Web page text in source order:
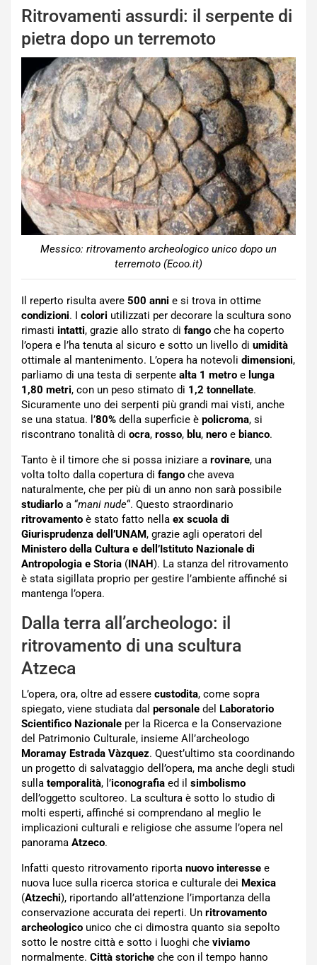
Ritrovamenti assurdi: il serpente di
pietra dopo un terremoto
Messico: ritrovamento archeologico unico dopo un
terremoto (Ecoo.it)
Il reperto risulta avere 500 anni e si trova in ottime
condizioni. I colori utilizzati per decorare la scultura sono
rimasti intatti, grazie allo strato di fango che ha coperto
l’opera e l’ha tenuta al sicuro e sotto un livello di umidità
ottimale al mantenimento. L’opera ha notevoli dimensioni,
parliamo di una testa di serpente alta 1 metro e lunga
1,80 metri, con un peso stimato di 1,2 tonnellate.
Sicuramente uno dei serpenti più grandi mai visti, anche
se una statua. l’80% della superficie è policroma, si
riscontrano tonalità di ocra, rosso, blu, nero e bianco.
Tanto è il timore che si possa iniziare a rovinare, una
volta tolto dalla copertura di fango che aveva
naturalmente, che per più di un anno non sarà possibile
studiarlo a “mani nude“. Questo straordinario
ritrovamento è stato fatto nella ex scuola di
Giurisprudenza dell’UNAM, grazie agli operatori del
Ministero della Cultura e dell’Istituto Nazionale di
Antropologia e Storia ( INAH). La stanza del ritrovamento
è stata sigillata proprio per gestire l’ambiente affinché si
mantenga l’opera.
Dalla terra all’archeologo: il
ritrovamento di una scultura
Atzeca
L’opera, ora, oltre ad essere custodita, come sopra
spiegato, viene studiata dal personale del
Laboratorio
Scientifico Nazionale per la Ricerca e la Conservazione
del Patrimonio Culturale, insieme All’archeologo
Moramay Estrada Vàzquez. Quest’ultimo sta coordinando
un progetto di salvataggio dell’opera, ma anche degli studi
sulla temporalità, l’iconografia ed il simbolismo
dell’oggetto scultoreo. La scultura è sotto lo studio di
molti esperti, affinché si comprendano al meglio le
implicazioni culturali e religiose che assume l’opera nel
panorama Atzeco.
Infatti questo ritrovamento riporta nuovo interesse e
nuova luce sulla ricerca storica e culturale dei Mexica
(Atzechi), riportando all’attenzione l’importanza della
conservazione accurata dei reperti. Un ritrovamento
archeologico unico che ci dimostra quanto sia sepolto
sotto le nostre città e sotto i luoghi che viviamo
normalmente. Città storiche che con il tempo hanno